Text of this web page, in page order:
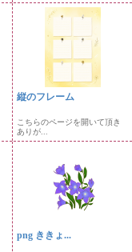
縦のフレーム
こちらのページを開いて頂き
ありが...
png ききょ...